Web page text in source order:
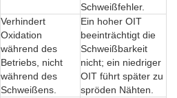
Schweißfehler.
Verhindert
Oxidation
während des
Betriebs, nicht
während des
Schweißens.
Ein hoher OIT
beeinträchtigt die
Schweißbarkeit
nicht; ein niedriger
OIT führt später zu
spröden Nähten.